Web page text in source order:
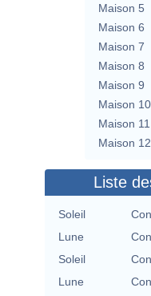
Maison 5
Maison 6
Maison 7
Maison 8
Maison 9
Maison 10
Maison 11
Maison 12
Liste
Soleil
Lune
Soleil
Lune